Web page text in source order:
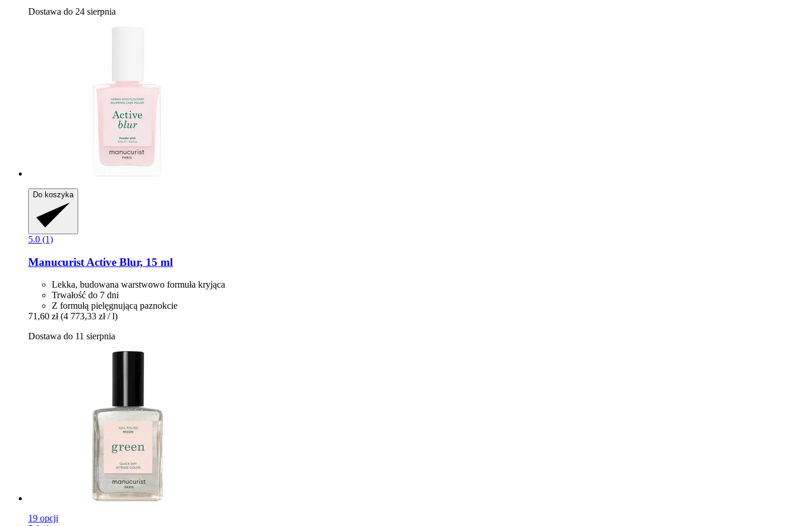
Dostawa do 24 sierpnia
Do koszyka
5.0 (1)
Manucurist Active Blur, 15 ml
Lekka, budowana warstwowo formuła kryjąca
Trwałość do 7 dni
Z formułą pielęgnującą paznokcie
71,60 zł (4 773,33 zł / l)
Dostawa do 11 sierpnia
19 opcji